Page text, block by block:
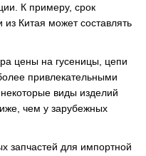
К примеру, срок
Китая может составлять
цены на гусеницы, цепи
привлекательными
виды изделий
чем у зарубежных
запчастей для импортной